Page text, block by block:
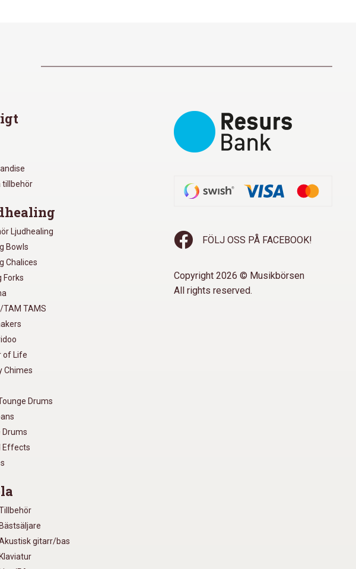
tillbehör
Ljudhealing
Bowls
Chalices
Forks
TAM TAMS
of Life
Chimes
Drums
Drums
Effects
gitarr/bas
FÖLJ OSS PÅ FACEBOOK!
Copyright 2026 © Musikbörsen
All rights reserved.